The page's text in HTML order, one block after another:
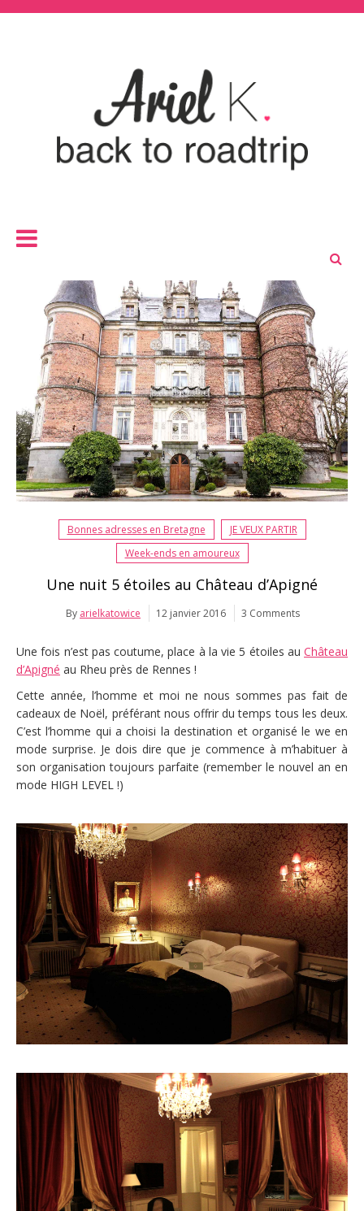
Bonnes adresses en Bretagne
JE VEUX PARTIR
Week-ends en amoureux
Une nuit 5 étoiles au Château d’Apigné
By arielkatowice 12 janvier 2016 3 Comments
Une fois n’est pas coutume, place à la vie 5 étoiles au Château
d’Apigné au Rheu près de Rennes !
Cette année, l’homme et moi ne nous sommes pas fait de
cadeaux de Noël, préférant nous offrir du temps tous les deux.
C’est l’homme qui a choisi la destination et organisé le we en
mode surprise. Je dois dire que je commence à m’habituer à
son organisation toujours parfaite (remember le nouvel an en
mode HIGH LEVEL !)